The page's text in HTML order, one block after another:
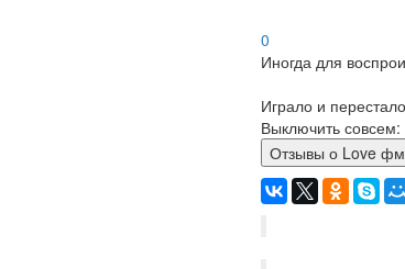
0
Иногда для
Играло и
Выключить совсем:
Отзывы о